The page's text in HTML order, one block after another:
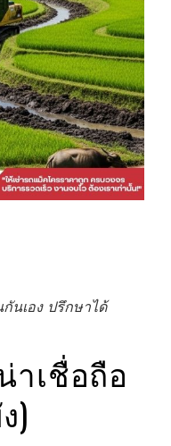
นเอง ปรึกษาได้
เชื่อถือ
)